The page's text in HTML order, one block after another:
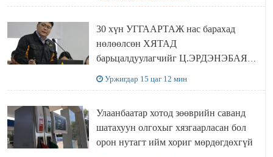
30 хүн УГГААРТАЖ нас барахад
нөлөөлсөн ХЯТАД
барьцалдуулагчийг Ц.ЭРДЭНЭБАЯР
Уржигдар 15 цаг 12 мин
Улаанбаатар хотод зөөврийн саванд
шатахуун олгохыг хязгаарласан бол
орон нутагт ийм хориг мөрдөгдөхгүй